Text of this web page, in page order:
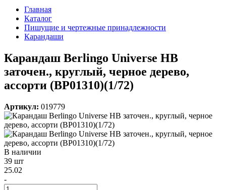
Главная
Каталог
Пишущие и чертежные принадлежности
Карандаши
Карандаш Berlingo Universe HB
заточен., круглый, черное дерево,
ассорти (BP01310)(1/72)
Артикул: 019779
В наличии
39 шт
25.02
-